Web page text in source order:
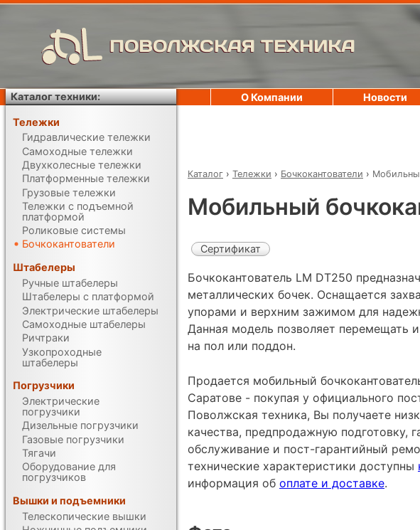
ПОВОЛЖСКАЯ ТЕХНИКА
Каталог › Тележки › Бочкокантователи ›
Мобильный
Сертификат
Бочкокантователь LM DT250
металлических бочек. Оснащается
упорами и верхним зажимом для
Данная модель позволяет перемещать
на пол или поддон.
Продается мобильный
Саратове - покупая у официального
Поволжская техника, Вы получаете
качества, предпродажную подготовку,
обслуживание и пост-гарантийный
технические характеристики доступны
информация об оплате и доставке.
О Компании Новости
Каталог техники:
Тележки
Гидравлические тележки
Самоходные тележки
Двухколесные тележки
Платформенные тележки
Грузовые тележки
Тележки с подъемной
платформой
Роликовые системы
Бочкокантователи
Штабелеры
Ручные штабелеры
Штабелеры с платформой
Электрические штабелеры
Самоходные штабелеры
Ричтраки
Узкопроходные
штабелеры
Погрузчики
Электрические
погрузчики
Дизельные погрузчики
Газовые погрузчики
Тягачи
Оборудование для
погрузчиков
Вышки и подъемники
Телескопические вышки